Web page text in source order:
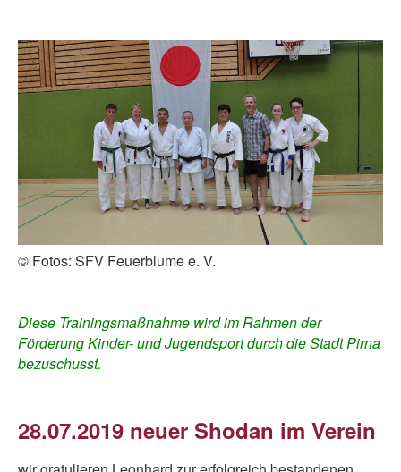
© Fotos: SFV Feuerblume e. V.
Diese Trainingsmaßnahme wird im Rahmen der
Förderung Kinder- und Jugendsport durch die Stadt Pirna
bezuschusst.
28.07.2019 neuer Shodan im Verein